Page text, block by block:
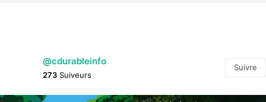
@cdurableinfo
273 Suiveurs
Suivre